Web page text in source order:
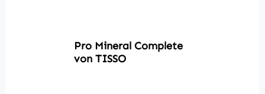
Pro Mineral Complete
von TISSO